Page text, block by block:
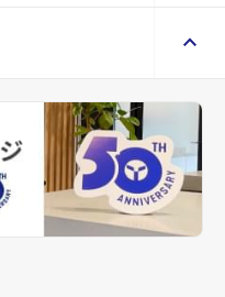
train
路線から探す
keyboard_arrow_right
keyboard_arrow_right
keyboard_arrow_right
keyboard_arrow_right
keyboard_arrow_right
keyboard_arrow_right
keyboard_arrow_right
keyboard_arrow_right
keyboard_arrow_right
keyboard_arrow_right
keyboard_arrow_right
open_in_new
keyboard_arrow_up
keyboard_arrow_right
keyboard_arrow_right
PDF）